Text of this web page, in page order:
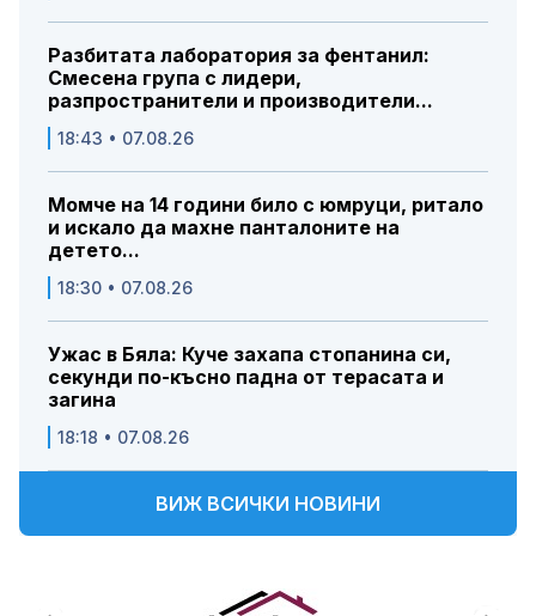
Разбитата лаборатория за фентанил:
Смесена група с лидери,
разпространители и производители...
18:43 • 07.08.26
Момче на 14 години било с юмруци, ритало
и искало да махне панталоните на
детето...
18:30 • 07.08.26
Ужас в Бяла: Куче захапа стопанина си,
секунди по-късно падна от терасата и
загина
18:18 • 07.08.26
ВИЖ ВСИЧКИ НОВИНИ